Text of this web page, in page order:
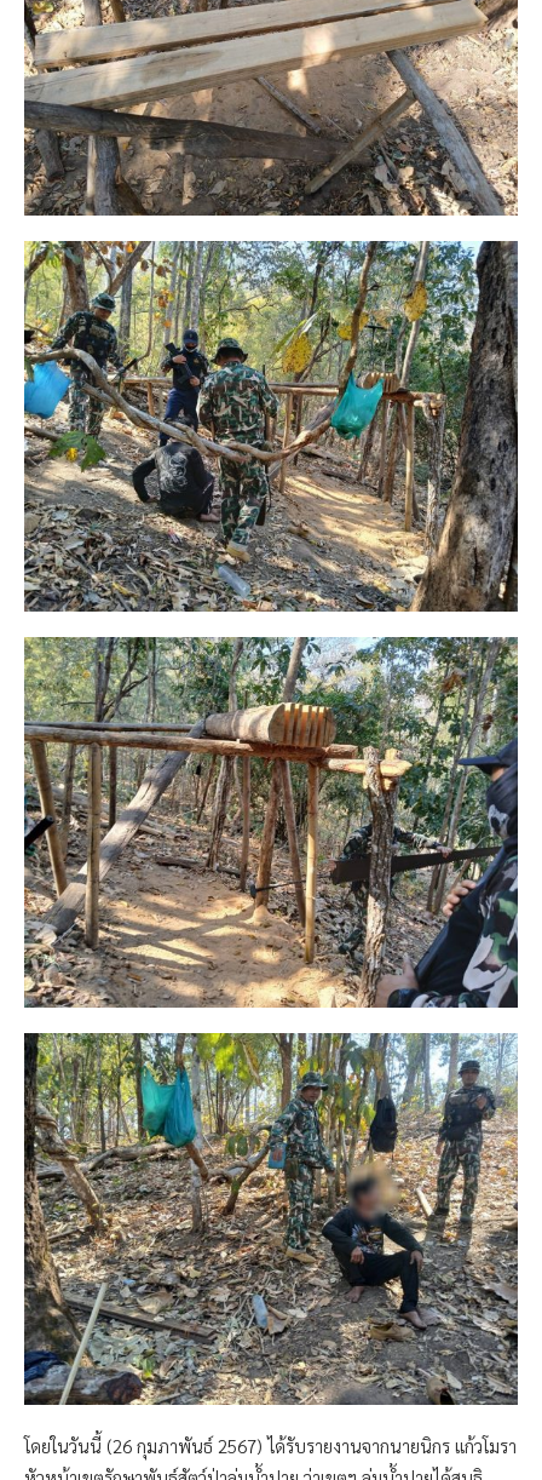
โดยในวันนี้ (26 กุมภาพันธ์ 2567) ได้รับรายงานจากนายนิกร แก้วโมรา